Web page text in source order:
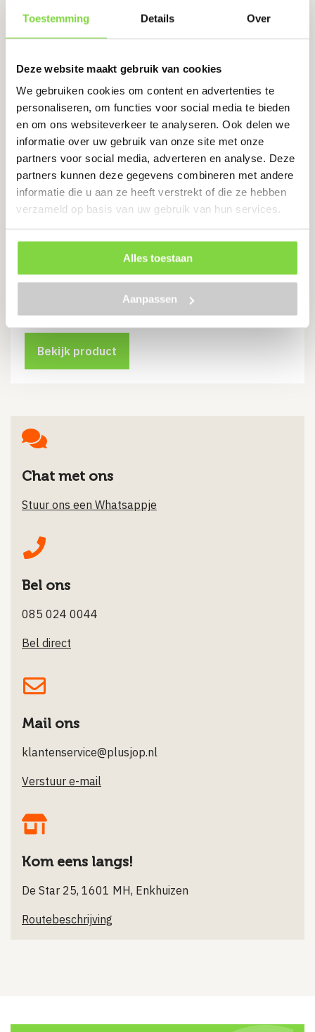
Toestemming Details Over
Deze website maakt gebruik van cookies
We gebruiken cookies om content en advertenties te
personaliseren, om functies voor social media te bieden
en om ons websiteverkeer te analyseren. Ook delen we
informatie over uw gebruik van onze site met onze
partners voor social media, adverteren en analyse. Deze
partners kunnen deze gegevens combineren met andere
informatie die u aan ze heeft verstrekt of die ze hebben
verzameld op basis van uw gebruik van hun services.
Alles toestaan
Aanpassen
Portwest A002
€111.88
Bekijk product
Portwest A120 | PU Handschoen |
Maat 10 XL
Levertijd:1-2 werkdagen
Maximale vingergevoeligheid
Perfect voor ingewikkelde taken
Oorspronkelijke
prijs
was:
€1.20.
€0.91
Huidige
prijs
is:
€0.91.
Bekijk product
Chat met ons
Stuur ons een Whatsappje
Bel ons
085 024 0044
Bel direct
Mail ons
klantenservice@plusjop.nl
Verstuur e-mail
Kom eens langs!
De Star 25, 1601 MH, Enkhuizen
Routebeschrijving